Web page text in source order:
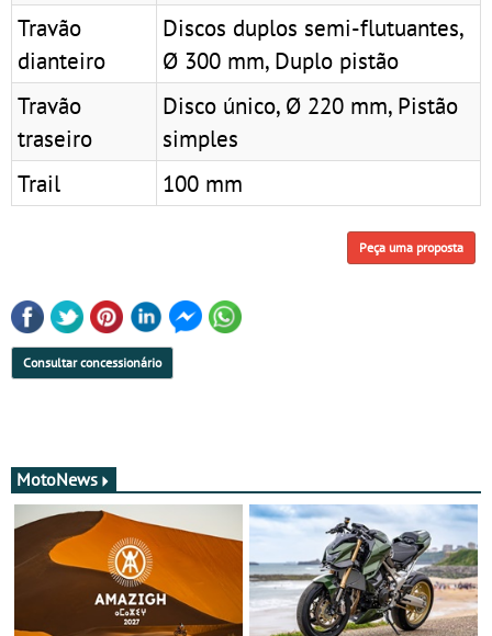
Travão
dianteiro
Discos duplos semi-flutuantes,
Ø 300 mm, Duplo pistão
Travão
traseiro
Disco único, Ø 220 mm, Pistão
simples
Trail
100 mm
Peça uma proposta
Consultar concessionário
MotoNews